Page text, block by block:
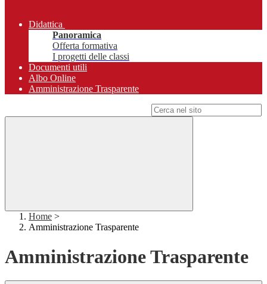
Didattica
Panoramica
Offerta formativa
I progetti delle classi
Documenti utili
Albo Online
Amministrazione Trasparente
Home >
Amministrazione Trasparente
Amministrazione Trasparente